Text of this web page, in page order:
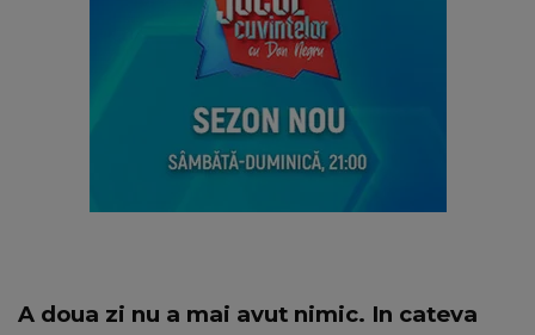
A doua zi nu a mai avut nimic. In cateva